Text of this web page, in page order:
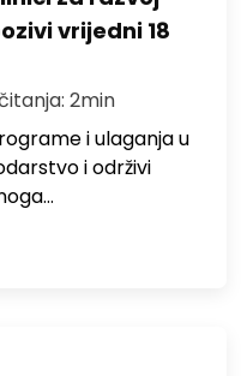
vrijedni 18
2min
i ulaganja u
i održivi